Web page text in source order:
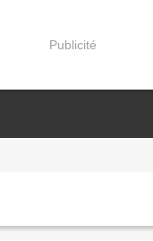
Publicité